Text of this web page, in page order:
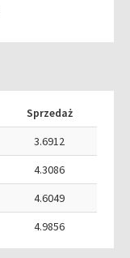
Sprzedaż
3.6912
4.3086
4.6049
4.9856